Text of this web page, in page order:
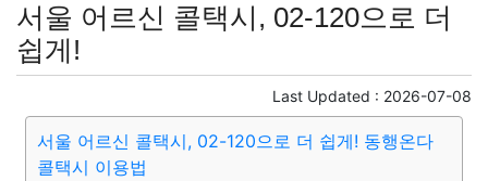
보건 질병 가요 방송 일상 주식 암호화폐
반려동물 패션 미용
증권 인테리어 요리 상품리뷰 원예 금융
서울 어르신 콜택시, 02-120으로 더
쉽게!
Last Updated : 2026-07-08
서울 어르신 콜택시, 02-120으로 더 쉽게! 동행온다
콜택시 이용법